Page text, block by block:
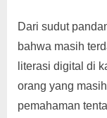
Dari sudut
bahwa masih
literasi digital di
orang yang
pemahaman